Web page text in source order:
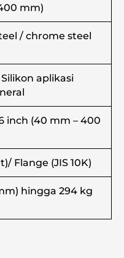
mm)
/ chrome steel
aplikasi
inch (40 mm – 400
Flange (JIS 10K)
hingga 294 kg